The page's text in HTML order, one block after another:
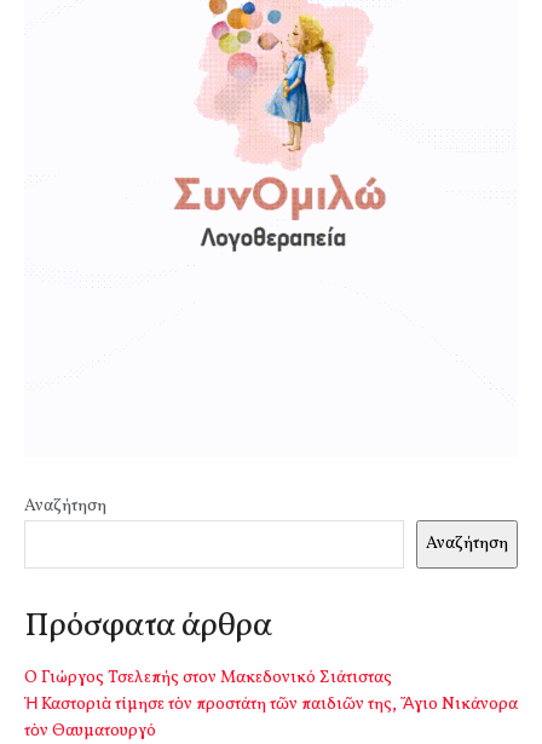
Αναζήτηση
Αναζήτηση
Πρόσφατα άρθρα
Ο Γιώργος Τσελεπής στον Μακεδονικό Σιάτιστας
Ἡ Καστοριὰ τίμησε τὸν προστάτη τῶν παιδιῶν της, Ἅγιο Νικάνορα
τὸν Θαυματουργό